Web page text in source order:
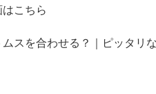
こちら
スを合わせる？｜ピッタリ